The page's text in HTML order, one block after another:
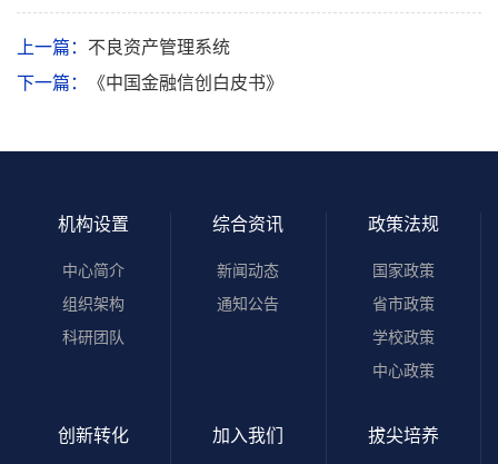
上一篇： 不良资产管理系统
下一篇：
《中国金融信创白皮书》
机构设置
中心简介
组织架构
科研团队
综合资讯
新闻动态
通知公告
政策法规
国家政策
省市政策
学校政策
中心政策
创新转化 加入我们 拔尖培养